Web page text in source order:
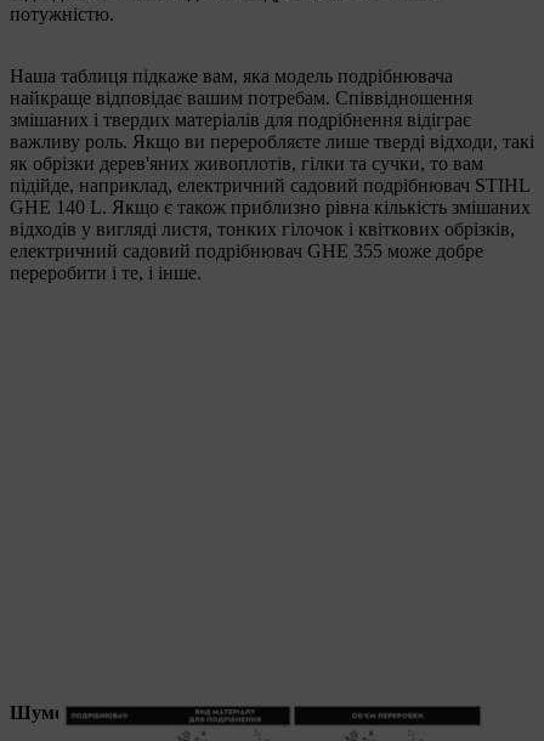
потужністю.
Наша таблиця підкаже вам, яка модель подрібнювача
найкраще відповідає вашим потребам. Співвідношення
змішаних і твердих матеріалів для подрібнення відіграє
важливу роль. Якщо ви переробляєте лише тверді відходи, такі
як обрізки дерев'яних живоплотів, гілки та сучки, то вам
підійде, наприклад, електричний садовий подрібнювач STIHL
GHE 140 L. Якщо є також приблизно рівна кількість змішаних
відходів у вигляді листя, тонких гілочок і квіткових обрізків,
електричний садовий подрібнювач GHE 355 може добре
переробити і те, і інше.
Шумоізоляція